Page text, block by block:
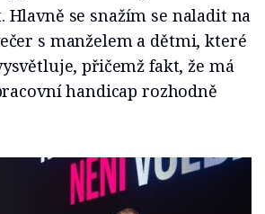
Hlavně se snažím se naladit na
s manželem a dětmi, které
přičemž fakt, že má
handicap rozhodně